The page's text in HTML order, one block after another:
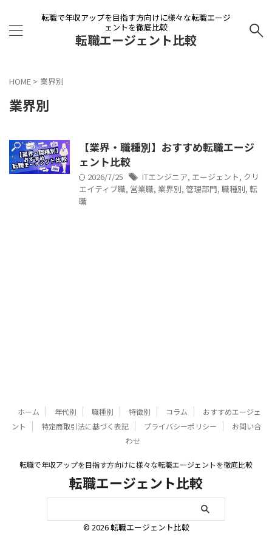
転職で年収アップを目指す方向けに様々な転職エージ
ェントを徹底比較
転職エージェント比較
HOME > 業界別
業界別
【業界・職種別】おすすめ転職エージ
ェント比較
2026/7/25 ITエンジニア, エージェント, クリ
エイティブ職, 営業職, 業界別, 管理部門, 職種別, 転
職
ホーム 年代別 職種別 特徴別 コラム
おすすめエージェ
ント
特定商取引法に基づく表記 プライバシーポリシー
お問い合
わせ
転職で年収アップを目指す方向けに様々な転職エージェントを徹底比較
転職エージェント比較
© 2026 転職エージェント比較